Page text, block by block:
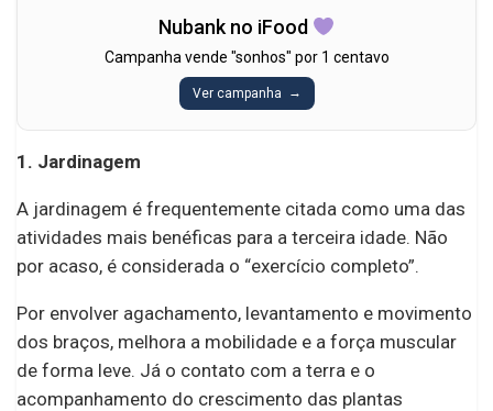
Nubank no iFood
Campanha vende "sonhos" por 1 centavo
Ver campanha
1. Jardinagem
A jardinagem é frequentemente citada como uma das
atividades mais benéficas para a terceira idade. Não
por acaso, é considerada o “exercício completo”.
Por envolver agachamento, levantamento e movimento
dos braços, melhora a mobilidade e a força muscular
de forma leve. Já o contato com a terra e o
acompanhamento do crescimento das plantas